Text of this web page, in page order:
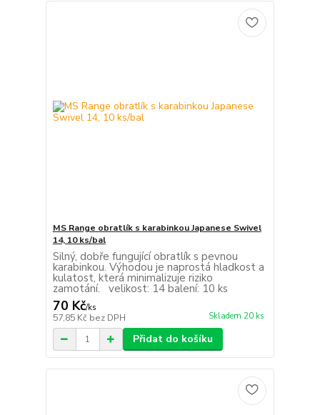
MS Range obratlík s karabinkou Japanese Swivel
14, 10 ks/bal
Silný, dobře fungující obratlík s pevnou
karabinkou. Výhodou je naprostá hladkost a
kulatost, která minimalizuje riziko
zamotání. velikost: 14 balení: 10 ks
70 Kč/ks
57,85 Kč bez DPH Skladem 20 ks
Přidat do košíku